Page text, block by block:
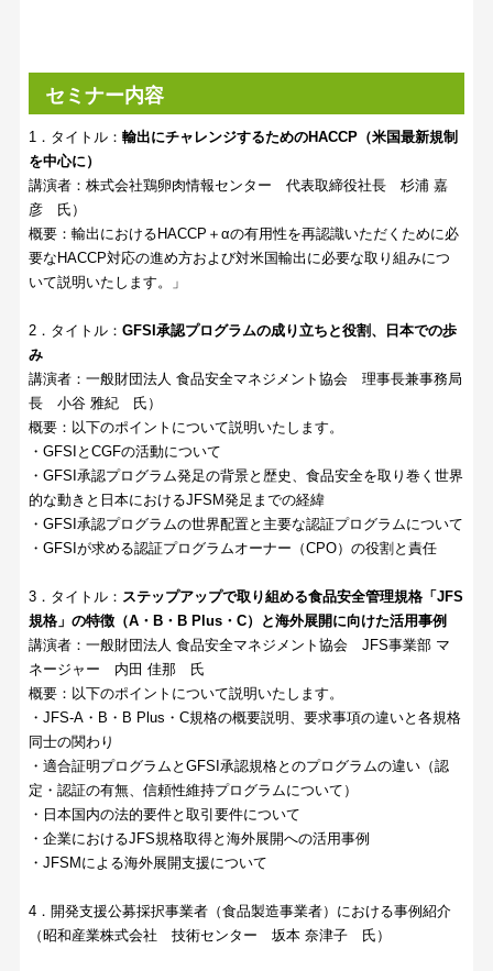
セミナー内容
1．タイトル：輸出にチャレンジするためのHACCP（米国最新規制
を中心に）
講演者：株式会社鶏卵肉情報センター 代表取締役社長 杉浦 嘉
彦 氏）
概要：輸出におけるHACCP＋αの有用性を再認識いただくために必
要なHACCP対応の進め方および対米国輸出に必要な取り組みにつ
いて説明いたします。」
2．タイトル：GFSI承認プログラムの成り立ちと役割、日本での歩
み
講演者：一般財団法人 食品安全マネジメント協会 理事長兼事務局
長 小谷 雅紀 氏）
概要：以下のポイントについて説明いたします。
・GFSIとCGFの活動について
・GFSI承認プログラム発足の背景と歴史、食品安全を取り巻く世界
的な動きと日本におけるJFSM発足までの経緯
・GFSI承認プログラムの世界配置と主要な認証プログラムについて
・GFSIが求める認証プログラムオーナー（CPO）の役割と責任
3．タイトル： ステップアップで取り組める食品安全管理規格「JFS
規格」の特徴（A・B・B Plus・C）と海外展開に向けた活用事例
講演者：一般財団法人 食品安全マネジメント協会 JFS事業部 マ
ネージャー 内田 佳那 氏
概要：以下のポイントについて説明いたします。
・JFS-A・B・B Plus・C規格の概要説明、要求事項の違いと各規格
同士の関わり
・適合証明プログラムとGFSI承認規格とのプログラムの違い（認
定・認証の有無、信頼性維持プログラムについて）
・日本国内の法的要件と取引要件について
・企業におけるJFS規格取得と海外展開への活用事例
・JFSMによる海外展開支援について
4．開発支援公募採択事業者（食品製造事業者）における事例紹介
（昭和産業株式会社 技術センター 坂本 奈津子 氏）